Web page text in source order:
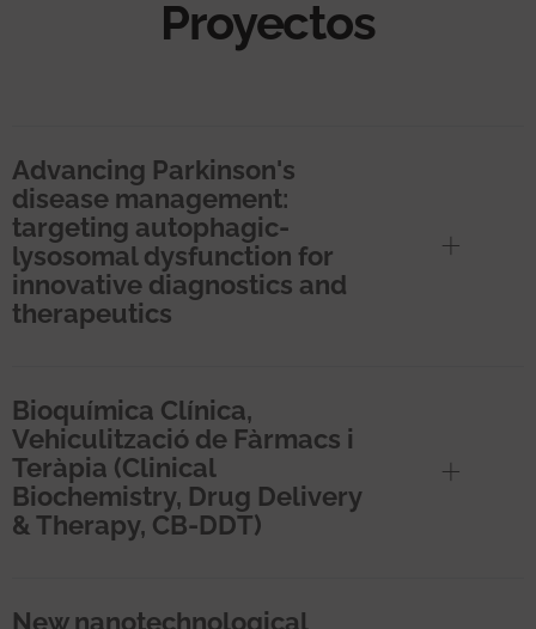
Proyectos
Advancing Parkinson's
disease management:
targeting autophagic-
lysosomal dysfunction for
innovative diagnostics and
therapeutics
Bioquímica Clínica,
Vehiculització de Fàrmacs i
Teràpia (Clinical
Biochemistry, Drug Delivery
& Therapy, CB-DDT)
New nanotechnological